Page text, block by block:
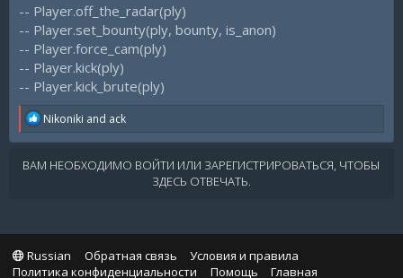
-- Player.off_the_radar(ply)
-- Player.set_bounty(ply, bounty, is_anon)
-- Player.force_cam(ply)
-- Player.kick(ply)
-- Player.kick_brute(ply)
R
a
c
t
s
Nikoniki and ack
ВАМ НЕОБХОДИМО ВОЙТИ ИЛИ ЗАРЕГИСТРИРОВАТЬСЯ, ЧТОБЫ
ЗДЕСЬ ОТВЕЧАТЬ.
Russian Обратная связь
Условия и правила
Политика конфиденциальности
Помощь Главная